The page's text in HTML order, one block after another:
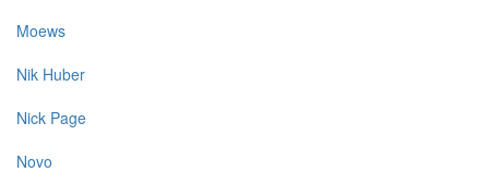
Moews
Nik Huber
Nick Page
Novo